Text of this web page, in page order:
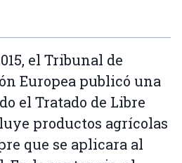
el Tribunal de
Europea publicó una
el Tratado de Libre
productos agrícolas
que se aplicara al